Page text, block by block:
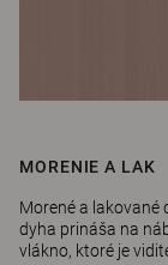
MORENIE A LAK
Morené a lakované
dyha prináša na
vlákno, ktoré je